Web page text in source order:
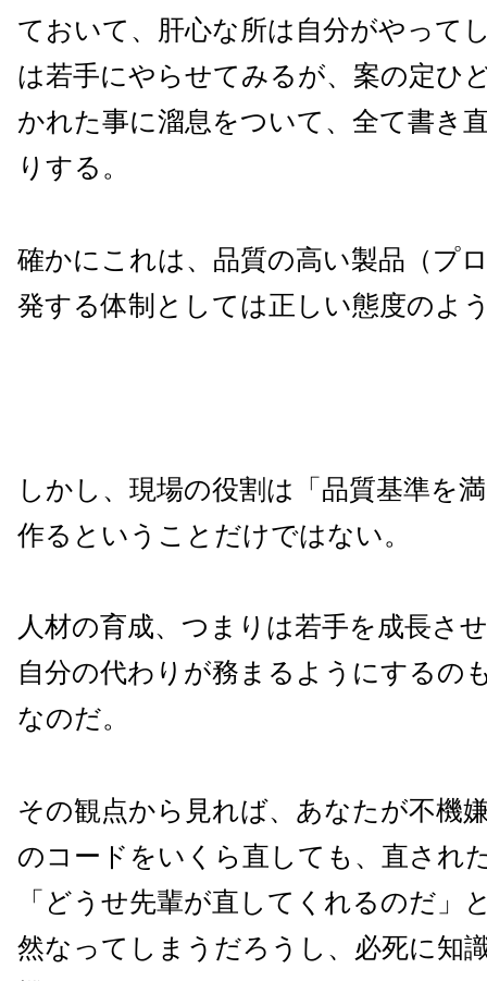
ておいて、肝心な所は自分がやって
は若手にやらせてみるが、案の定ひ
かれた事に溜息をついて、全て書き
りする。
確かにこれは、品質の高い製品（プ
発する体制としては正しい態度のよ
しかし、現場の役割は「品質基準を
作るということだけではない。
人材の育成、つまりは若手を成長さ
自分の代わりが務まるようにするの
なのだ。
その観点から見れば、あなたが不機
のコードをいくら直しても、直され
「どうせ先輩が直してくれるのだ」
然なってしまうだろうし、必死に知